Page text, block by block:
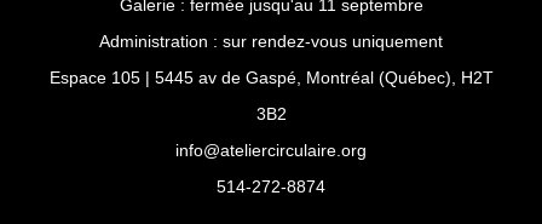
Galerie : fermée jusqu'au 11 septembre
Administration : sur rendez-vous uniquement
Espace 105 | 5445 av de Gaspé, Montréal (Québec), H2T
3B2
info@ateliercirculaire.org
514-272-8874